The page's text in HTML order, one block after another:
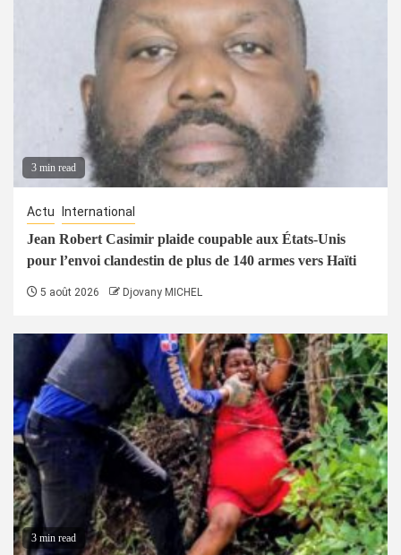
3 min read
Actu International
Jean Robert Casimir plaide coupable aux États-Unis
pour l’envoi clandestin de plus de 140 armes vers Haïti
5 août 2026 Djovany MICHEL
3 min read